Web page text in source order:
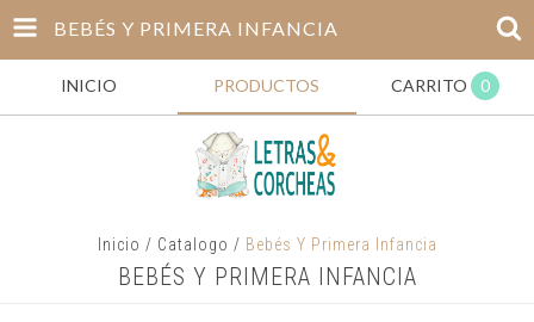
BEBÉS Y PRIMERA INFANCIA
INICIO PRODUCTOS CARRITO 0
Inicio / Catalogo / Bebés Y Primera Infancia
BEBÉS Y PRIMERA INFANCIA